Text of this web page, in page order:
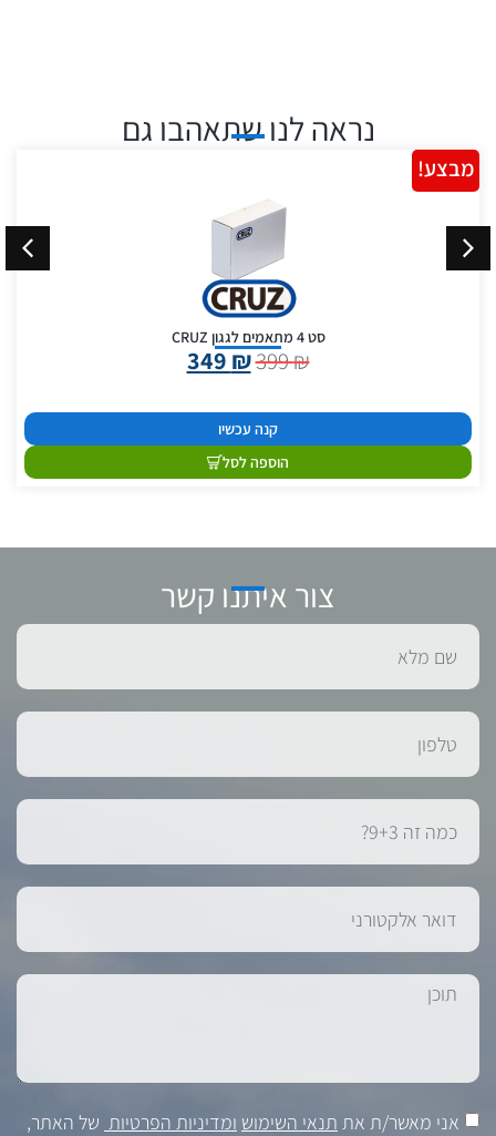
נראה לנו שתאהבו גם
סט 4 מתאמים לגגון CRUZ
399₪
349 ₪
קנה עכשיו
הוספה לסל
מבצע!
צור איתנו קשר
אני מאשר/ת את תנאי השימוש ומדיניות הפרטיות של האתר,